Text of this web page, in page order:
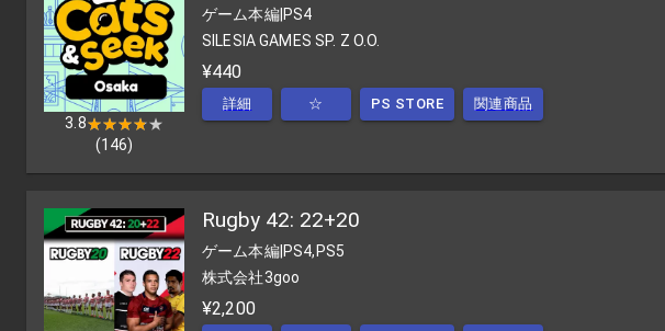
3.8★★★★★
★★★★★
(146)
ゲーム本編|PS4
SILESIA GAMES SP. Z O.O.
¥440
詳細 ☆ PS STORE 関連商品
Rugby 42: 22+20
ゲーム本編|PS4,PS5
株式会社3goo
¥2,200